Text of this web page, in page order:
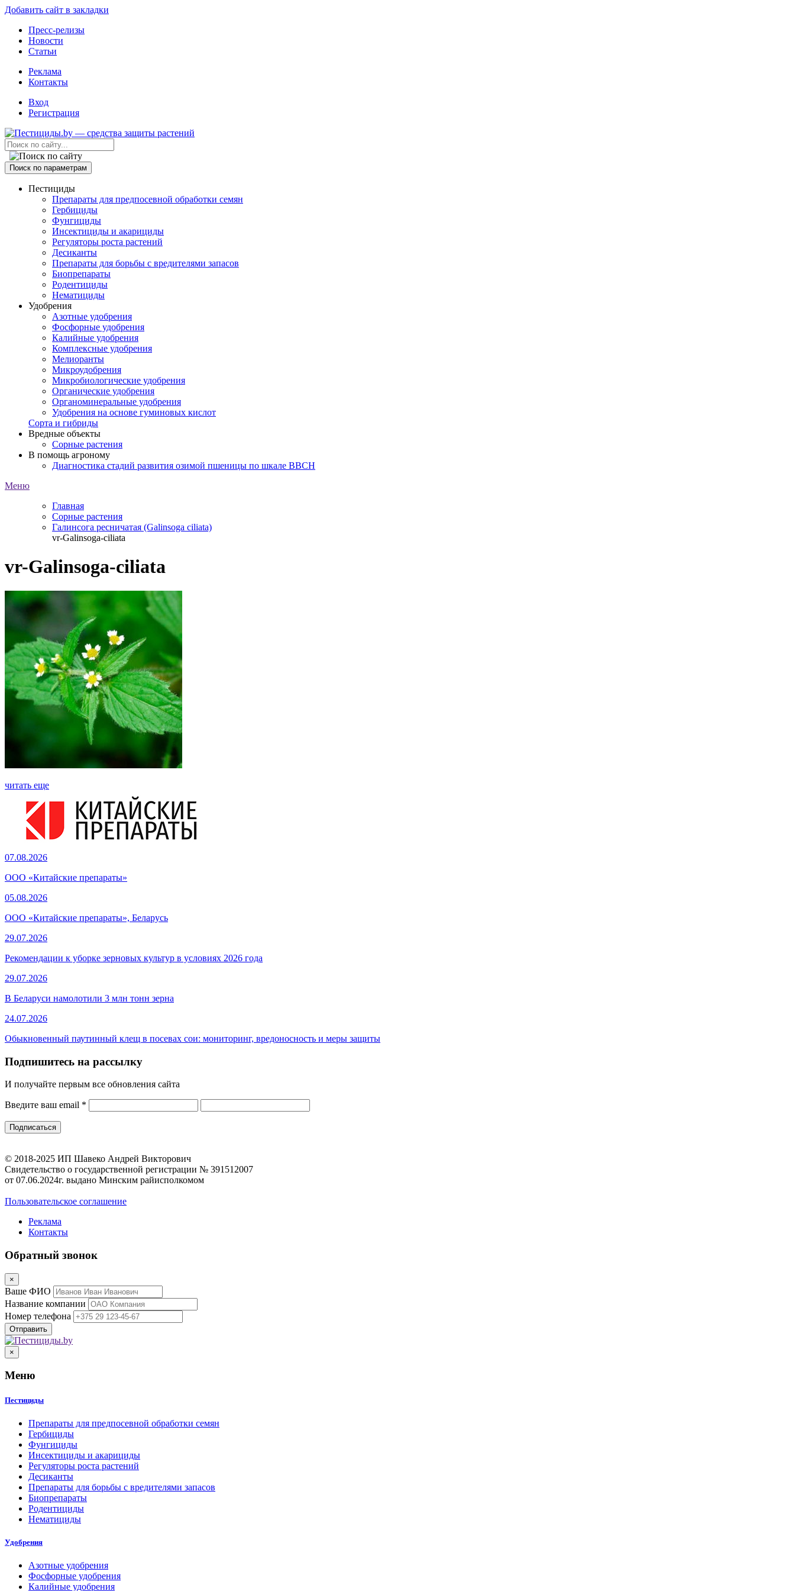
Добавить сайт в закладки
Пресс-релизы
Новости
Статьи
Реклама
Контакты
Вход
Регистрация
Поиск по параметрам
Пестициды
Препараты для предпосевной обработки семян
Гербициды
Фунгициды
Инсектициды и акарициды
Регуляторы роста растений
Десиканты
Препараты для борьбы с вредителями запасов
Биопрепараты
Родентициды
Нематициды
Удобрения
Азотные удобрения
Фосфорные удобрения
Калийные удобрения
Комплексные удобрения
Мелиоранты
Микроудобрения
Микробиологические удобрения
Органические удобрения
Органоминеральные удобрения
Удобрения на основе гуминовых кислот
Сорта и гибриды
Вредные объекты
Сорные растения
В помощь агроному
Диагностика стадий развития озимой пшеницы по шкале ВВСН
Меню
Главная
Сорные растения
Галинсога ресничатая (Galinsoga ciliata)
vr-Galinsoga-ciliata
vr-Galinsoga-ciliata
читать еще
07.08.2026
ООО «Китайские препараты»
05.08.2026
ООО «Китайские препараты», Беларусь
29.07.2026
Рекомендации к уборке зерновых культур в условиях 2026 года
29.07.2026
В Беларуси намолотили 3 млн тонн зерна
24.07.2026
Обыкновенный паутинный клещ в посевах сои: мониторинг, вредоносность и меры защиты
Подпишитесь на рассылку
И получайте первым все обновления сайта
Введите ваш email *
© 2018-2025 ИП Шавеко Андрей Викторович
Свидетельство о государственной регистрации № 391512007
от 07.06.2024г. выдано Минским райисполкомом
Пользовательское соглашение
Реклама
Контакты
Обратный звонок
×
Ваше ФИО
Название компании
Номер телефона
×
Меню
Пестициды
Препараты для предпосевной обработки семян
Гербициды
Фунгициды
Инсектициды и акарициды
Регуляторы роста растений
Десиканты
Препараты для борьбы с вредителями запасов
Биопрепараты
Родентициды
Нематициды
Удобрения
Азотные удобрения
Фосфорные удобрения
Калийные удобрения